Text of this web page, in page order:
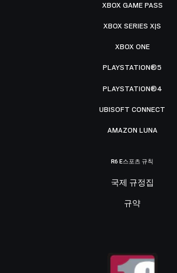
XBOX GAME PASS
XBOX SERIES X|S
XBOX ONE
PLAYSTATION®5
PLAYSTATION®4
UBISOFT CONNECT
AMAZON LUNA
R6 E스포츠 규칙
국제 규정집
규약